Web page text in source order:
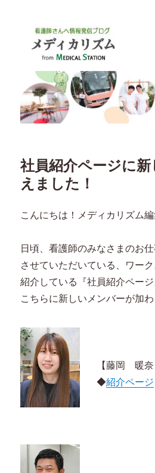
ブログ メディカリ
仕事探し【メディカ
社員紹介ページに
えました！
こんにちは！メディカリズム編
日頃、看護師のみなさまのお
させていただいている、ワー
紹介している『社員紹介ページ
こちらに新しいメンバーが加わ
【藤岡 暖奈
◆紹介ページ